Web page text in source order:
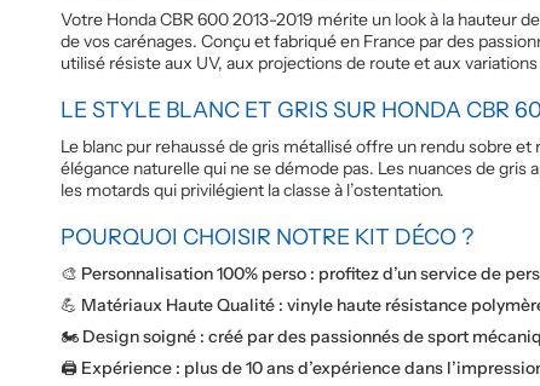
Votre Honda CBR 600 2013-2019 mérite un look à la hauteur
de vos carénages. Conçu et fabriqué en France par des
utilisé résiste aux UV, aux projections de route et aux
LE STYLE BLANC ET GRIS SUR HONDA CBR
Le blanc pur rehaussé de gris métallisé offre un rendu sobre
élégance naturelle qui ne se démode pas. Les nuances de
les motards qui privilégient la classe à l’ostentation.
POURQUOI CHOISIR NOTRE KIT DÉCO ?
🎨 Personnalisation 100% perso : profitez d’un service de
💪 Matériaux Haute Qualité : vinyle haute résistance
🏍️ Design soigné : créé par des passionnés de sport
🖨️ Expérience : plus de 10 ans d’expérience dans